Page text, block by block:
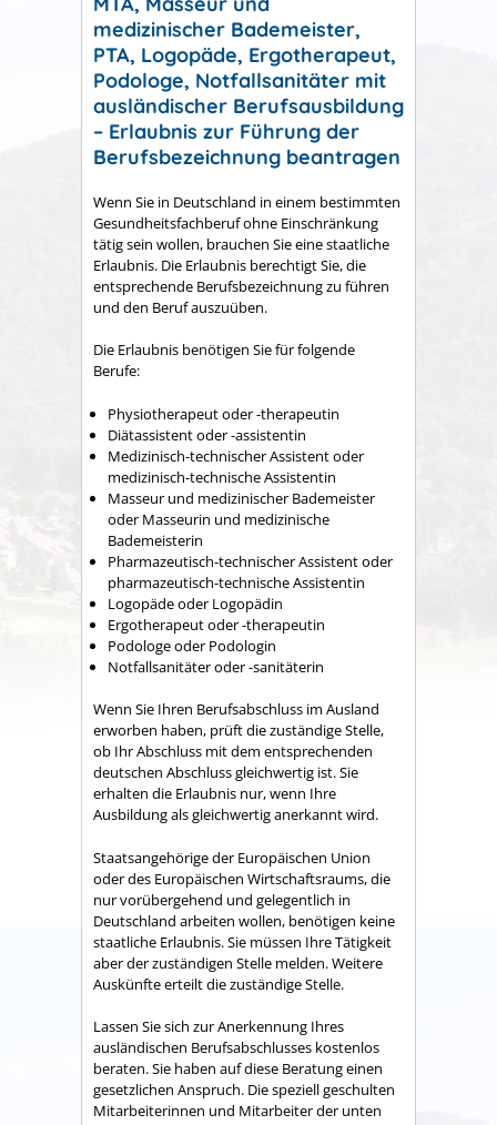
medizinischer Bademeister,
PTA, Logopäde, Ergotherapeut,
Podologe, Notfallsanitäter mit
ausländischer Berufsausbildung
– Erlaubnis zur Führung der
Berufsbezeichnung beantragen
Wenn Sie in Deutschland in einem bestimmten
Gesundheitsfachberuf ohne Einschränkung
tätig sein wollen, brauchen Sie eine staatliche
Erlaubnis. Die Erlaubnis berechtigt Sie, die
entsprechende Berufsbezeichnung zu führen
und den Beruf auszuüben.
Die Erlaubnis benötigen Sie für folgende
Berufe:
Physiotherapeut oder -therapeutin
Diätassistent oder -assistentin
Medizinisch-technischer Assistent oder
medizinisch-technische Assistentin
Masseur und medizinischer Bademeister
oder Masseurin und medizinische
Bademeisterin
Pharmazeutisch-technischer Assistent oder
pharmazeutisch-technische Assistentin
Logopäde oder Logopädin
Ergotherapeut oder -therapeutin
Podologe oder Podologin
Notfallsanitäter oder -sanitäterin
Wenn Sie Ihren Berufsabschluss im Ausland
erworben haben, prüft die zuständige Stelle,
ob Ihr Abschluss mit dem entsprechenden
deutschen Abschluss gleichwertig ist. Sie
erhalten die Erlaubnis nur, wenn Ihre
Ausbildung als gleichwertig anerkannt wird.
Staatsangehörige der Europäischen Union
oder des Europäischen Wirtschaftsraums, die
nur vorübergehend und gelegentlich in
Deutschland arbeiten wollen, benötigen keine
staatliche Erlaubnis. Sie müssen Ihre Tätigkeit
aber der zuständigen Stelle melden.Weitere
Auskünfte erteilt die zuständige Stelle.
Lassen Sie sich zur Anerkennung Ihres
ausländischen Berufsabschlusses kostenlos
beraten. Sie haben auf diese Beratung einen
gesetzlichen Anspruch. Die speziell geschulten
Mitarbeiterinnen und Mitarbeiter der unten